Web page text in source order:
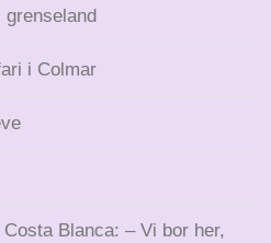
grenseland
i Colmar
Blanca: – Vi bor her,